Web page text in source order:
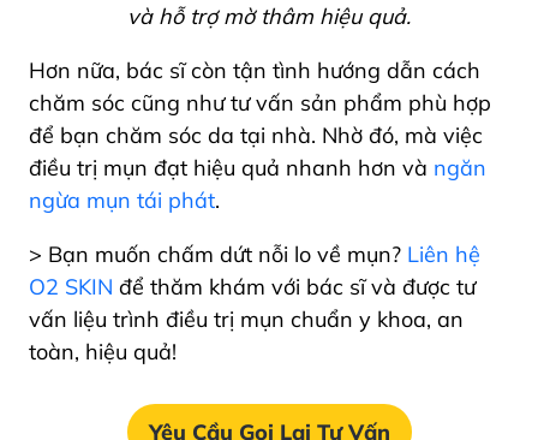
và hỗ trợ mờ thâm hiệu quả.
Hơn nữa, bác sĩ còn tận tình hướng dẫn cách
chăm sóc cũng như tư vấn sản phẩm phù hợp
để bạn chăm sóc da tại nhà. Nhờ đó, mà việc
điều trị mụn đạt hiệu quả nhanh hơn và ngăn
ngừa mụn tái phát.
> Bạn muốn chấm dứt nỗi lo về mụn? Liên hệ
O2 SKIN để thăm khám với bác sĩ và được tư
vấn liệu trình điều trị mụn chuẩn y khoa, an
toàn, hiệu quả!
Yêu Cầu Gọi Lại Tư Vấn